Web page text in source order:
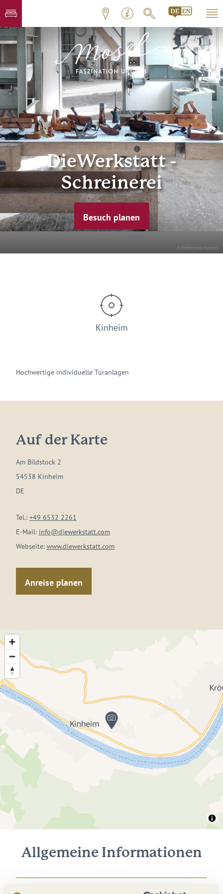
© DieWerkstatt Kinheim
DieWerkstatt -
Schreinerei
Besuch planen
Kinheim
Hochwertige individuelle Türanlagen
Auf der Karte
Am Bildstock 2
54538 Kinheim
DE
Tel.: +49 6532 2261
E-Mail: info@diewerkstatt.com
Webseite: www.diewerkstatt.com
Anreise planen
Allgemeine Informationen